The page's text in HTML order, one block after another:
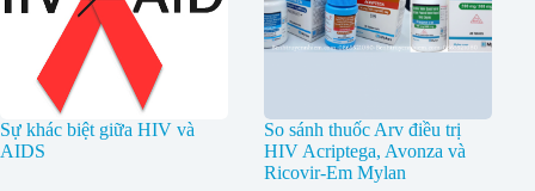
Sự khác biệt giữa HIV và
AIDS
So sánh thuốc Arv điều trị
HIV Acriptega, Avonza và
Ricovir-Em Mylan